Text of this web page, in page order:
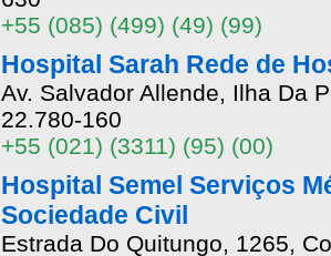
+55 (085) (499) (49) (99)
Hospital Sarah Rede de
Av. Salvador Allende, Ilha Da
22.780-160
+55 (021) (3311) (95) (00)
Hospital Semel Serviços
Sociedade Civil
Estrada Do Quitungo, 1265,